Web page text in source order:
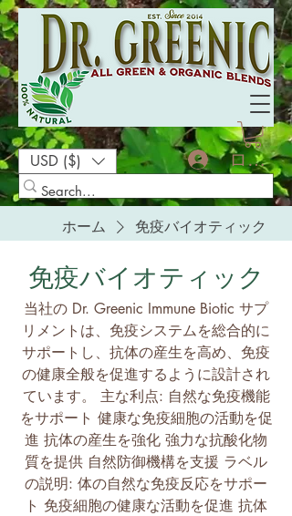
ログイン
USD ($)
ホーム 免疫バイオティック
免疫バイオティック
当社の Dr. Greenic Immune Biotic サプ
リメントは、免疫システムを総合的に
サポートし、抗体の産生を高め、免疫
の健康全般を促進するように設計され
ています。 主な利点: 自然な免疫機能
をサポート 健康な免疫細胞の活動を促
進 抗体の産生を強化 強力な抗酸化物
質を提供 自然防御機構を支援 ラベル
の説明: 体の自然な免疫反応をサポー
ト 免疫細胞の健康な活動を促進 抗体